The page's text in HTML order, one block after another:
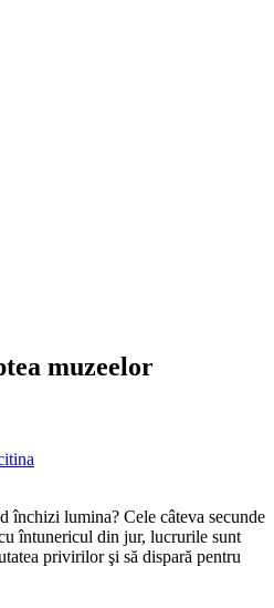
muzeelor
închizi lumina? Cele câteva secunde
întunericul din jur, lucrurile sunt
privirilor şi să dispară pentru